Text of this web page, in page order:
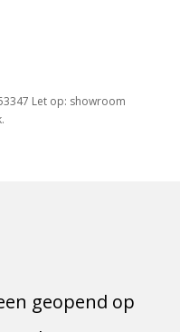
Let op: showroom
geopend op